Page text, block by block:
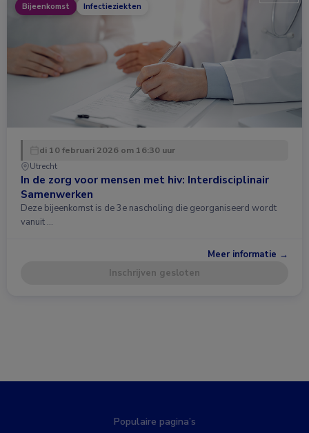
Bijeenkomst Infectieziekten
di 10 februari 2026 om 16:30 uur
Utrecht
In de zorg voor mensen met hiv: Interdisciplinair
Samenwerken
Deze bijeenkomst is de 3e nascholing die georganiseerd wordt
vanuit …
Meer informatie →
Inschrijven gesloten
Populaire pagina’s